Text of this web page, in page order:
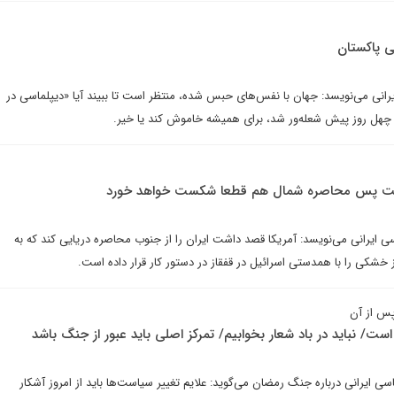
پاکستان
می‌نویسد: جهان با نفس‌های حبس شده، منتظر است تا ببیند آیا «دیپلماسی در
روز پیش شعله‌ور شد، برای همیشه خاموش کند یا خیر.
پس محاصره شمال هم قطعا شکست خواهد خورد
ایرانی می‌نویسد: آمریکا قصد داشت ایران را از جنوب محاصره دریایی کند که به
را با همدستی اسرائیل در قفقاز در دستور کار قرار داده است.
از آن
نباید در باد شعار بخوابیم/ تمرکز اصلی باید عبور از جنگ باشد
ایرانی درباره جنگ رمضان می‌گوید: علایم تغییر سیاست‌ها باید از امروز آشکار